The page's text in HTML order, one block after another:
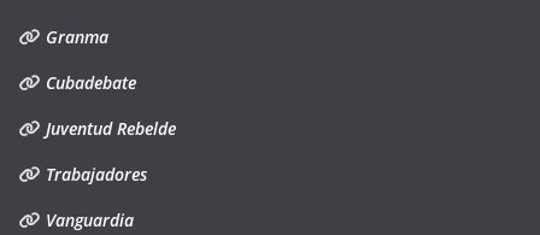
Granma
Cubadebate
Juventud Rebelde
Trabajadores
Vanguardia